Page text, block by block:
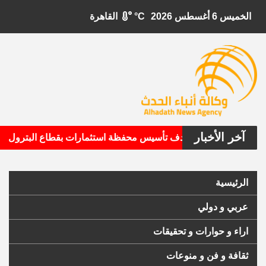
الخميس 6 أغسطس 2026 °C
آخر الأخبار
الأمريكية تستهدف تأسيس محفظة استثمارات بقطاع البترول
الرئيسية
عربي و دولي
اراء و حوارات و تحقيقات
ثقافة و فن و منوعات